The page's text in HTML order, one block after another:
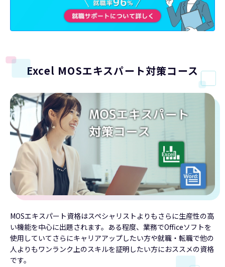
Excel MOSエキスパート対策コース
MOSエキスパート資格はスペシャリストよりもさらに生産性の高
い機能を中心に出題されます。ある程度、業務でOfficeソフトを
使用していてさらにキャリアアップしたい方や就職・転職で他の
人よりもワンランク上のスキルを証明したい方におススメの資格
です。